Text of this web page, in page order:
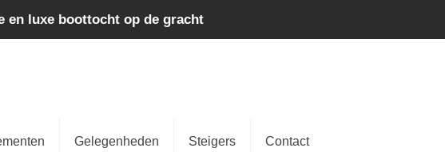
en luxe boottocht op de gracht
Gelegenheden Steigers Contact